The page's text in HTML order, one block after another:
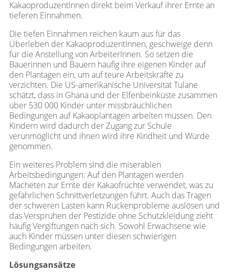
KakaoproduzentInnen direkt beim Verkauf ihrer Ernte an
tieferen Einnahmen.
Die tiefen Einnahmen reichen kaum aus für das
Überleben der KakaoproduzentInnen, geschweige denn
für die Anstellung von ArbeiterInnen. So setzen die
Bäuerinnen und Bauern häufig ihre eigenen Kinder auf
den Plantagen ein, um auf teure Arbeitskräfte zu
verzichten. Die US-amerikanische Universität Tulane
schätzt, dass in Ghana und der Elfenbeinküste zusammen
über 530 000 Kinder unter missbräuchlichen
Bedingungen auf Kakaoplantagen arbeiten müssen. Den
Kindern wird dadurch der Zugang zur Schule
verunmöglicht und ihnen wird ihre Kindheit und Würde
genommen.
Ein weiteres Problem sind die miserablen
Arbeitsbedingungen: Auf den Plantagen werden
Macheten zur Ernte der Kakaofrüchte verwendet, was zu
gefährlichen Schnittverletzungen führt. Auch das Tragen
der schweren Lasten kann Rückenprobleme auslösen und
das Versprühen der Pestizide ohne Schutzkleidung zieht
häufig Vergiftungen nach sich. Sowohl Erwachsene wie
auch Kinder müssen unter diesen schwierigen
Bedingungen arbeiten.
Lösungsansätze